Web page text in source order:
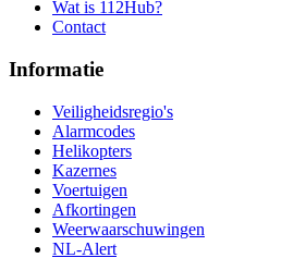
Wat is 112Hub?
Contact
Informatie
Veiligheidsregio's
Alarmcodes
Helikopters
Kazernes
Voertuigen
Afkortingen
Weerwaarschuwingen
NL-Alert